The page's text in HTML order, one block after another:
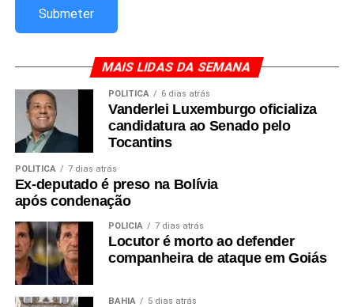
MAIS LIDAS DA SEMANA
POLÍTICA 6 dias atrás
Vanderlei Luxemburgo oficializa
candidatura ao Senado pelo
Tocantins
POLÍTICA 7 dias atrás
Ex-deputado é preso na Bolívia
após condenação
POLÍCIA 7 dias atrás
Locutor é morto ao defender
companheira de ataque em Goiás
BAHIA 5 dias atrás